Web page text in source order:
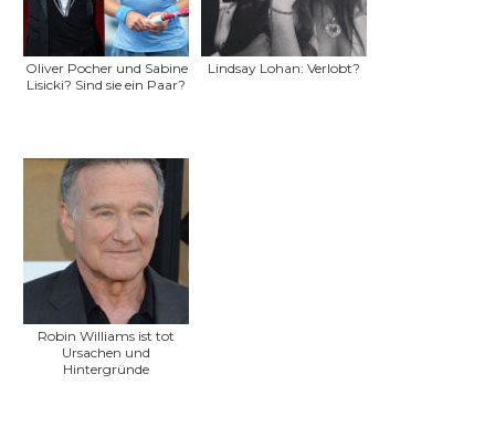
Oliver Pocher und Sabine
Lisicki? Sind sie ein Paar?
Lindsay Lohan: Verlobt?
Robin Williams ist tot
Ursachen und
Hintergründe